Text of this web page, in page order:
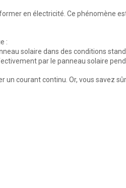
en électricité. Ce phénomène
:
solaire dans des conditions
par le panneau solaire
un courant continu. Or, vous savez